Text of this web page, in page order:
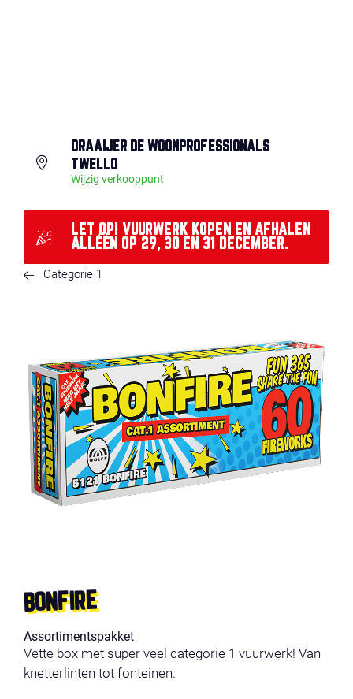
DRAAIJER DE WOONPROFESSIONALS
TWELLO
Wijzig verkooppunt
LET OP! VUURWERK KOPEN EN AFHALEN
ALLÉÉN OP 29, 30 EN 31 DECEMBER.
Categorie 1
BONFIRE
Assortimentspakket
Vette box met super veel categorie 1 vuurwerk! Van
knetterlinten tot fonteinen.